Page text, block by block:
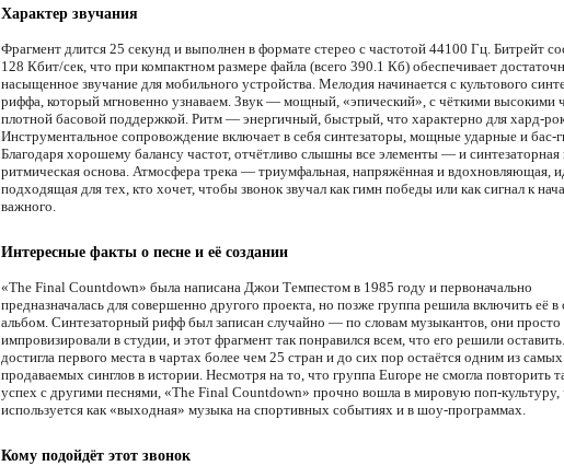
Характер звучания
Фрагмент длится 25 секунд и выполнен в формате стерео с частотой 44100 Гц. Битрейт
128 Кбит/сек, что при компактном размере файла (всего 390.1 Кб) обеспечивает
насыщенное звучание для мобильного устройства. Мелодия начинается с культового
риффа, который мгновенно узнаваем. Звук — мощный, «эпический», с чёткими высокими
плотной басовой поддержкой. Ритм — энергичный, быстрый, что характерно для хард-
Инструментальное сопровождение включает в себя синтезаторы, мощные ударные и бас-
Благодаря хорошему балансу частот, отчётливо слышны все элементы — и синтезаторная
ритмическая основа. Атмосфера трека — триумфальная, напряжённая и вдохновляющая,
подходящая для тех, кто хочет, чтобы звонок звучал как гимн победы или как сигнал к
важного.
Интересные факты о песне и её создании
«The Final Countdown» была написана Джои Темпестом в 1985 году и первоначально
предназначалась для совершенно другого проекта, но позже группа решила включить её в
альбом. Синтезаторный рифф был записан случайно — по словам музыкантов, они просто
импровизировали в студии, и этот фрагмент так понравился всем, что его решили
достигла первого места в чартах более чем 25 стран и до сих пор остаётся одним из самых
продаваемых синглов в истории. Несмотря на то, что группа Europe не смогла повторить
успех с другими песнями, «The Final Countdown» прочно вошла в мировую поп-культуру,
используется как «выходная» музыка на спортивных событиях и в шоу-программах.
Кому подойдёт этот звонок